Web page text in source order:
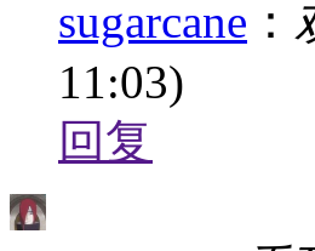
sugarcane ：
11:03)
回复